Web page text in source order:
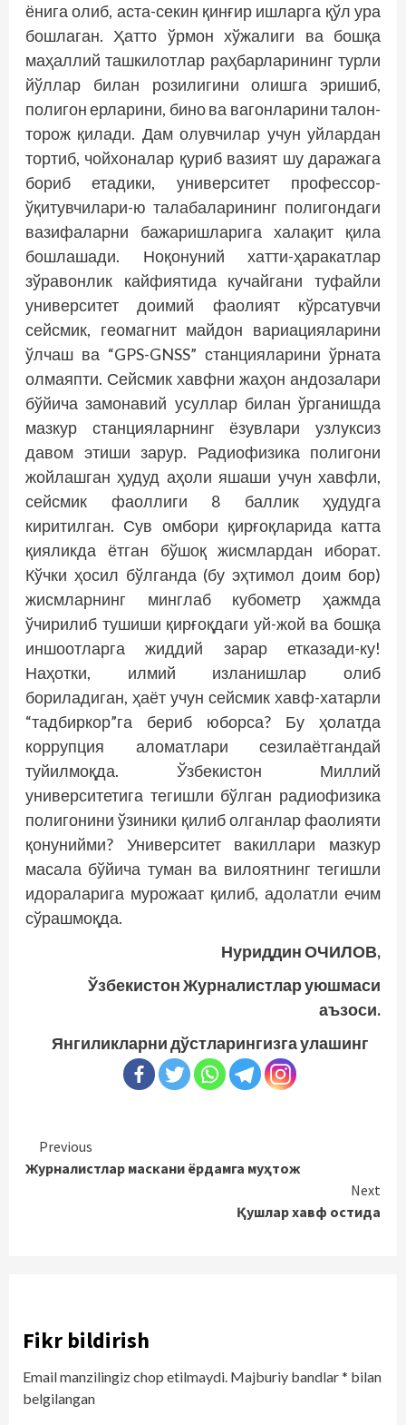
ёнига олиб, аста-секин қинғир ишларга қўл ура
бошлаган. Ҳатто ўрмон хўжалиги ва бошқа
маҳаллий ташкилотлар раҳбарларининг турли
йўллар билан розилигини олишга эришиб,
полигон ерларини, бино ва вагонларини талон-
торож қилади. Дам олувчилар учун уйлардан
тортиб, чойхоналар қуриб вазият шу даражага
бориб етадики, университет профессор-
ўқитувчилари-ю талабаларининг полигондаги
вазифаларни бажаришларига халақит қила
бошлашади. Ноқонуний хатти-ҳаракатлар
зўравонлик кайфиятида кучайгани туфайли
университет доимий фаолият кўрсатувчи
сейсмик, геомагнит майдон вариацияларини
ўлчаш ва “GPS-GNSS” станцияларини ўрната
олмаяпти. Сейсмик хавфни жаҳон андозалари
бўйича замонавий усуллар билан ўрганишда
мазкур станцияларнинг ёзувлари узлуксиз
давом этиши зарур. Радиофизика полигони
жойлашган ҳудуд аҳоли яшаши учун хавфли,
сейсмик фаоллиги 8 баллик ҳудудга
киритилган. Сув омбори қирғоқларида катта
қияликда ётган бўшоқ жисмлардан иборат.
Кўчки ҳосил бўлганда (бу эҳтимол доим бор)
жисмларнинг минглаб кубометр ҳажмда
ўчирилиб тушиши қирғоқдаги уй-жой ва бошқа
иншоотларга жиддий зарар етказади-ку!
Наҳотки, илмий изланишлар олиб
бориладиган, ҳаёт учун сейсмик хавф-хатарли
“тадбиркор”га бериб юборса? Бу ҳолатда
коррупция аломатлари сезилаётгандай
туйилмоқда. Ўзбекистон Миллий
университетига тегишли бўлган радиофизика
полигонини ўзиники қилиб олганлар фаолияти
қонунийми? Университет вакиллари мазкур
масала бўйича туман ва вилоятнинг тегишли
идораларига мурожаат қилиб, адолатли ечим
сўрашмоқда.
Нуриддин ОЧИЛОВ,
Ўзбекистон Журналистлар уюшмаси
аъзоси.
Янгиликларни дўстларингизга улашинг
Continue
Reading
Previous
Журналистлар маскани ёрдамга муҳтож
Next
Қушлар хавф остида
Fikr bildirish
Email manzilingiz chop etilmaydi. Majburiy bandlar* bilan
belgilangan